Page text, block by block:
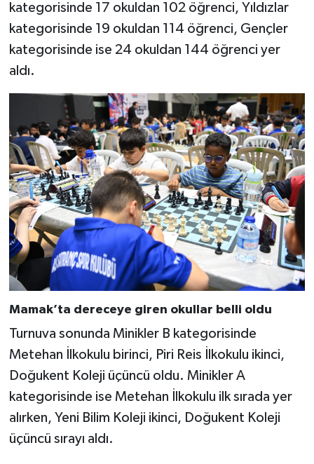
kategorisinde 17 okuldan 102 öğrenci, Yıldızlar
kategorisinde 19 okuldan 114 öğrenci, Gençler
kategorisinde ise 24 okuldan 144 öğrenci yer
aldı.
Mamak’ta dereceye giren okullar belli oldu
Turnuva sonunda Minikler B kategorisinde
Metehan İlkokulu birinci, Piri Reis İlkokulu ikinci,
Doğukent Koleji üçüncü oldu. Minikler A
kategorisinde ise Metehan İlkokulu ilk sırada yer
alırken, Yeni Bilim Koleji ikinci, Doğukent Koleji
üçüncü sırayı aldı.